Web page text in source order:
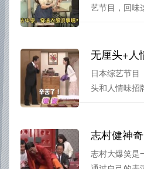
艺节目，回味
日本综艺节目
头和人情味招
志村大爆笑是